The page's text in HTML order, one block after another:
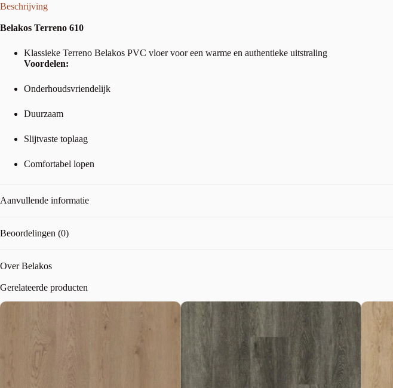
Beschrijving
Belakos Terreno 610
Klassieke Terreno Belakos PVC vloer voor een warme en authentieke uitstraling
Voordelen:
Onderhoudsvriendelijk
Duurzaam
Slijtvaste toplaag
Comfortabel lopen
Aanvullende informatie
Beoordelingen (0)
Over Belakos
Gerelateerde producten